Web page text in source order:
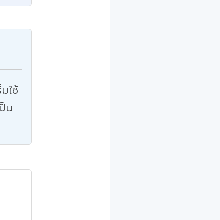
ใช้
น